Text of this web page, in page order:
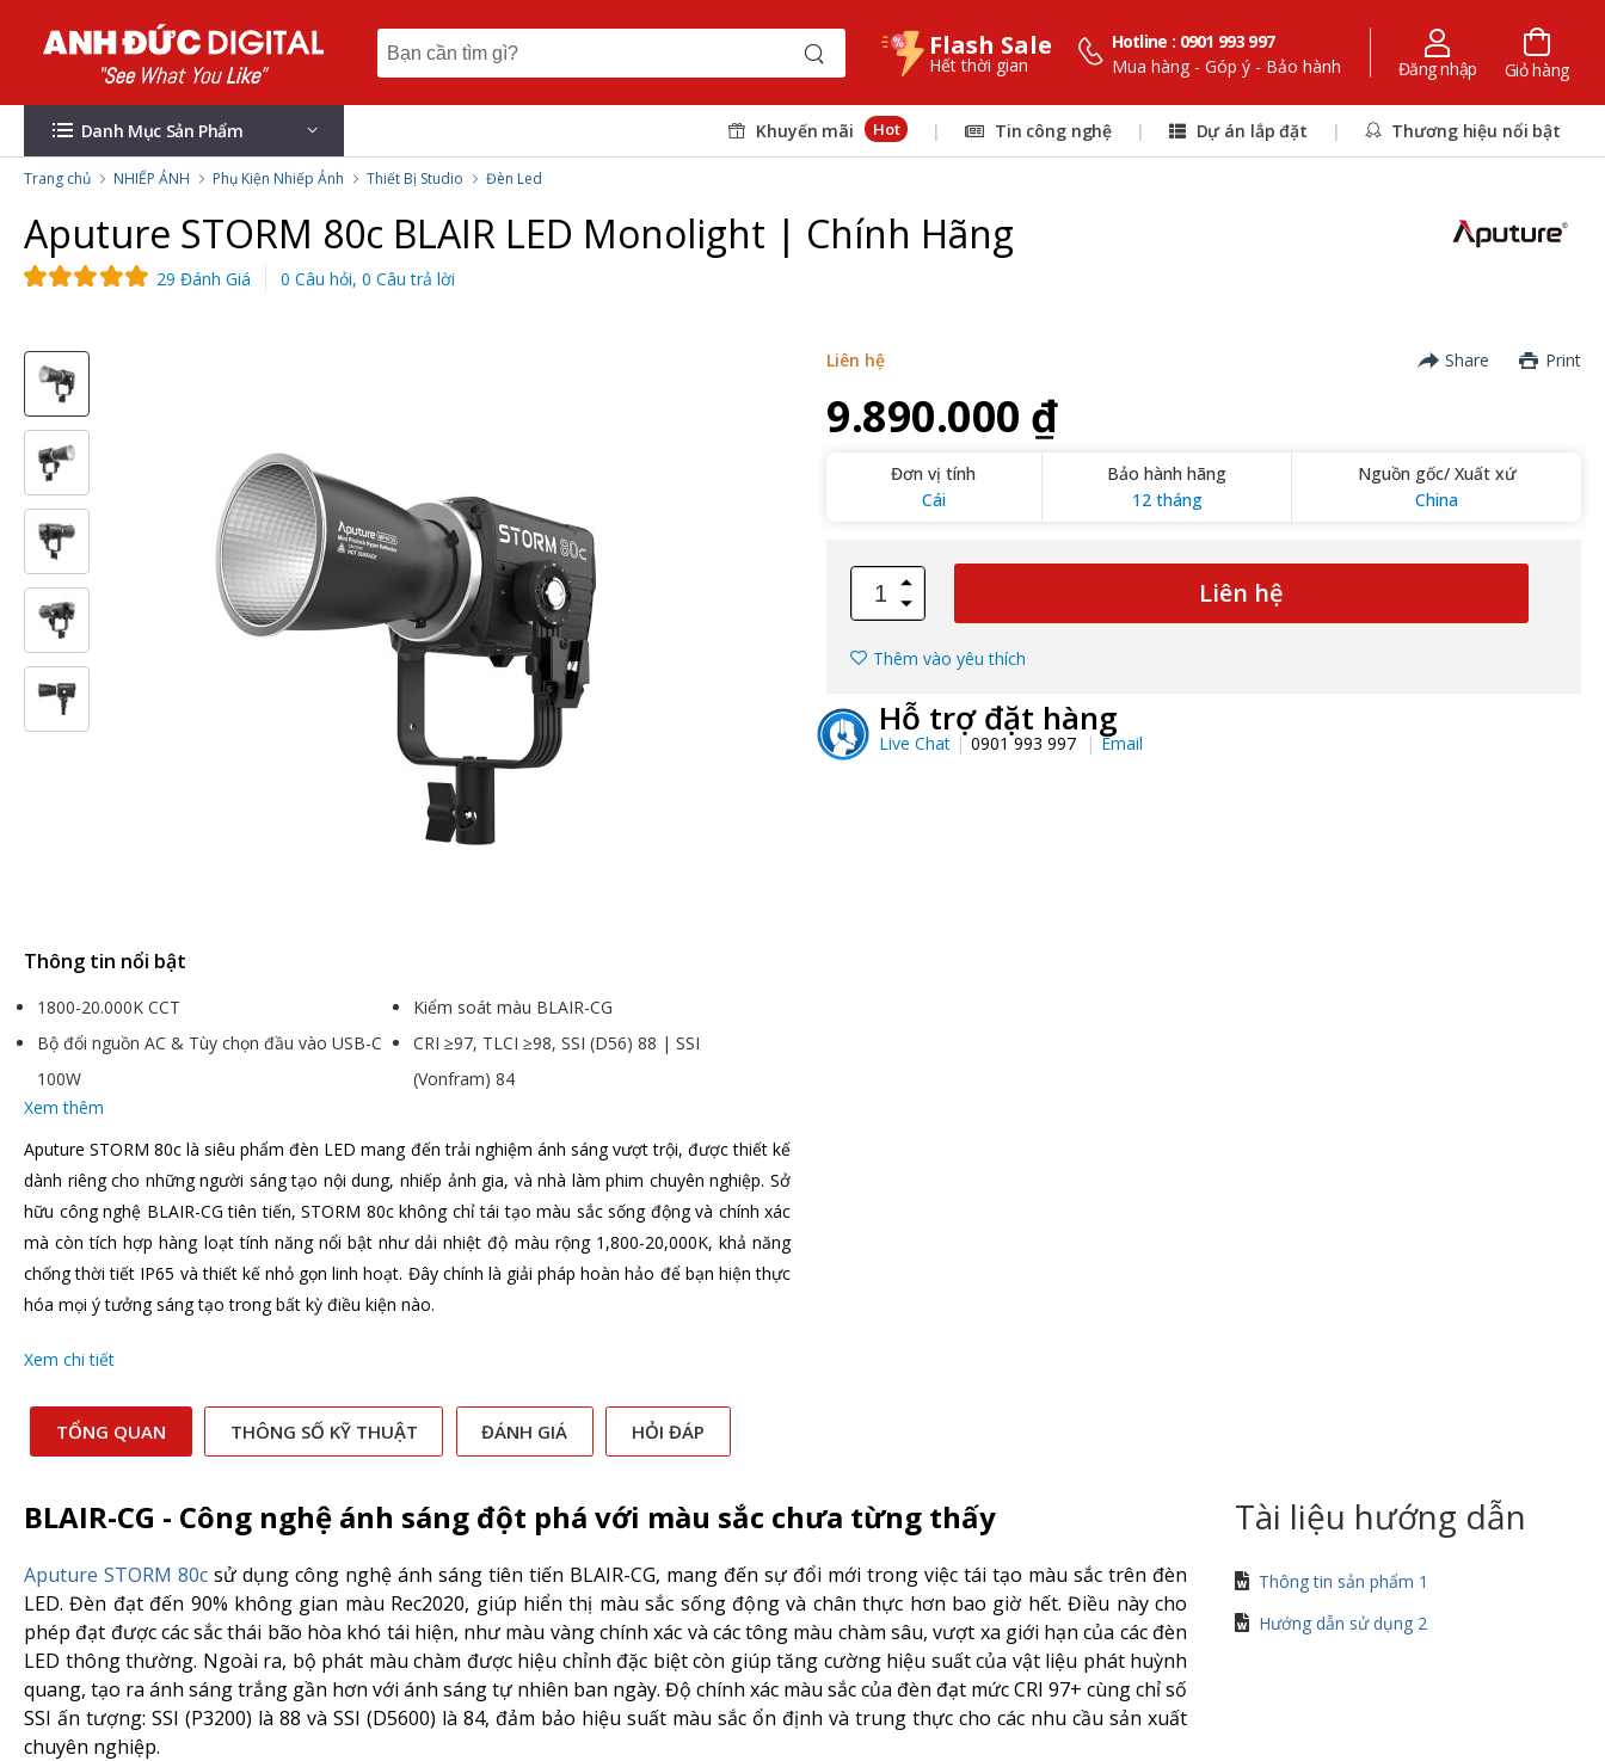
Flash Sale
Hết thời gian
Hotline : 0901 993 997
Mua hàng - Góp ý - Bảo hành
Đăng nhập Giỏ hàng
Danh Mục Sản Phẩm Khuyến mãi Hot | Tin công nghệ | Dự án lắp đặt | Thương hiệu nổi bật
Trang chủ NHIẾP ẢNH Phụ Kiện Nhiếp Ảnh Thiết Bị Studio Đèn Led
Aputure STORM 80c BLAIR LED Monolight | Chính Hãng
29 Đánh Giá 0 Câu hỏi, 0 Câu trả lời
Thông tin nổi bật
1800-20.000K CCT
Kiểm soát màu BLAIR-CG
Bộ đổi nguồn AC & Tùy chọn đầu vào USB-C
100W
CRI ≥97, TLCI ≥98, SSI (D56) 88 | SSI
(Vonfram) 84
Xem thêm
Aputure STORM 80c là siêu phẩm đèn LED mang đến trải nghiệm ánh sáng vượt trội, được thiết kế
dành riêng cho những người sáng tạo nội dung, nhiếp ảnh gia, và nhà làm phim chuyên nghiệp. Sở
hữu công nghệ BLAIR-CG tiên tiến, STORM 80c không chỉ tái tạo màu sắc sống động và chính xác
mà còn tích hợp hàng loạt tính năng nổi bật như dải nhiệt độ màu rộng 1,800-20,000K, khả năng
chống thời tiết IP65 và thiết kế nhỏ gọn linh hoạt. Đây chính là giải pháp hoàn hảo để bạn hiện thực
hóa mọi ý tưởng sáng tạo trong bất kỳ điều kiện nào.
Xem chi tiết
Liên hệ Share Print
9.890.000 ₫
Đơn vị tính
Cái
Bảo hành hãng
12 tháng
Nguồn gốc/ Xuất xứ
China
Liên hệ
Thêm vào yêu thích
Hỗ trợ đặt hàng
Live Chat 0901 993 997 Email
TỔNG QUAN THÔNG SỐ KỸ THUẬT ĐÁNH GIÁ HỎI ĐÁP
BLAIR-CG - Công nghệ ánh sáng đột phá với màu sắc chưa từng thấy
Aputure STORM 80c sử dụng công nghệ ánh sáng tiên tiến BLAIR-CG, mang đến sự đổi mới trong việc tái tạo màu sắc trên đèn
LED. Đèn đạt đến 90% không gian màu Rec2020, giúp hiển thị màu sắc sống động và chân thực hơn bao giờ hết. Điều này cho
phép đạt được các sắc thái bão hòa khó tái hiện, như màu vàng chính xác và các tông màu chàm sâu, vượt xa giới hạn của các đèn
LED thông thường. Ngoài ra, bộ phát màu chàm được hiệu chỉnh đặc biệt còn giúp tăng cường hiệu suất của vật liệu phát huỳnh
quang, tạo ra ánh sáng trắng gần hơn với ánh sáng tự nhiên ban ngày. Độ chính xác màu sắc của đèn đạt mức CRI 97+ cùng chỉ số
SSI ấn tượng: SSI (P3200) là 88 và SSI (D5600) là 84, đảm bảo hiệu suất màu sắc ổn định và trung thực cho các nhu cầu sản xuất
chuyên nghiệp.
Tài liệu hướng dẫn
Thông tin sản phẩm 1
Hướng dẫn sử dụng 2